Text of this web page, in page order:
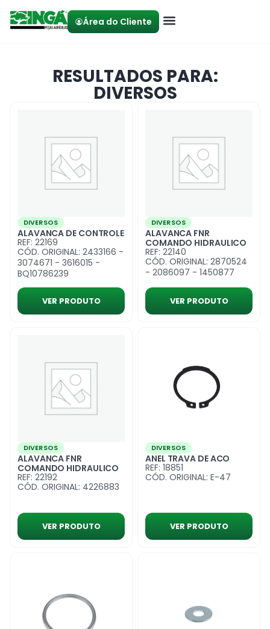
Área do Cliente
RESULTADOS PARA:
DIVERSOS
DIVERSOS
ALAVANCA DE CONTROLE
REF: 22169
CÓD. ORIGINAL: 2433166 -
3074671 - 3616015 -
BQ10786239
VER PRODUTO
DIVERSOS
ALAVANCA FNR
COMANDO HIDRAULICO
REF: 22140
CÓD. ORIGINAL: 2870524
- 2086097 - 1450877
VER PRODUTO
DIVERSOS
ALAVANCA FNR
COMANDO HIDRAULICO
REF: 22192
CÓD. ORIGINAL: 4226883
VER PRODUTO
DIVERSOS
ANEL TRAVA DE ACO
REF: 18851
CÓD. ORIGINAL: E-47
VER PRODUTO